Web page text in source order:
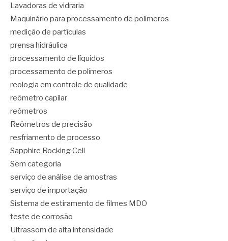
Lavadoras de vidraria
Maquinário para processamento de polímeros
medição de partículas
prensa hidráulica
processamento de líquidos
processamento de polímeros
reologia em controle de qualidade
reômetro capilar
reômetros
Reômetros de precisão
resfriamento de processo
Sapphire Rocking Cell
Sem categoria
serviço de análise de amostras
serviço de importação
Sistema de estiramento de filmes MDO
teste de corrosão
Ultrassom de alta intensidade